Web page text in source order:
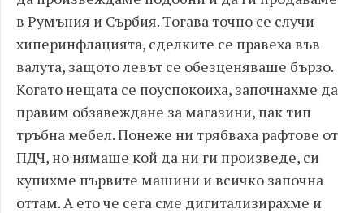
в Румъния и Сърбия. Тогава точно се случи
хиперинфлацията, сделките се правеха във
валута, защото левът се обезценяваше бързо.
Когато нещата се поуспокоиха, започнахме да
правим обзавеждане за магазини, пак тип
тръбна мебел. Понеже ни трябваха рафтове от
ПДЧ, но нямаше кой да ни ги произведе, си
купихме първите машини и всичко започна
оттам. А ето че сега сме дигитализирахме и